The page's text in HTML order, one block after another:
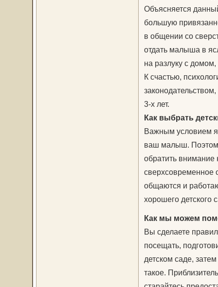
Объясняется
большую
в общении со
отдать малыша в
на разлуку с
К счастью,
3-х лет.
Как выбрать
Важным условием
ваш малыш.
обратить
сверхсовременное
общаются и
хорошего детского
Как мы можем
Вы сделаете
посещать,
детском саде,
такое.